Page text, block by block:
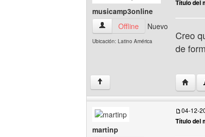
musicamp3online
musicamp3online Ver perfil del
Offline Nuevo
Ubicación: Latino América
Título del
Creo
de
↑ Visitar
martinp
04-12-
Título del